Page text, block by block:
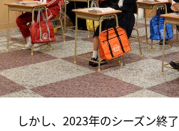
しかし、2023年のシーズン終